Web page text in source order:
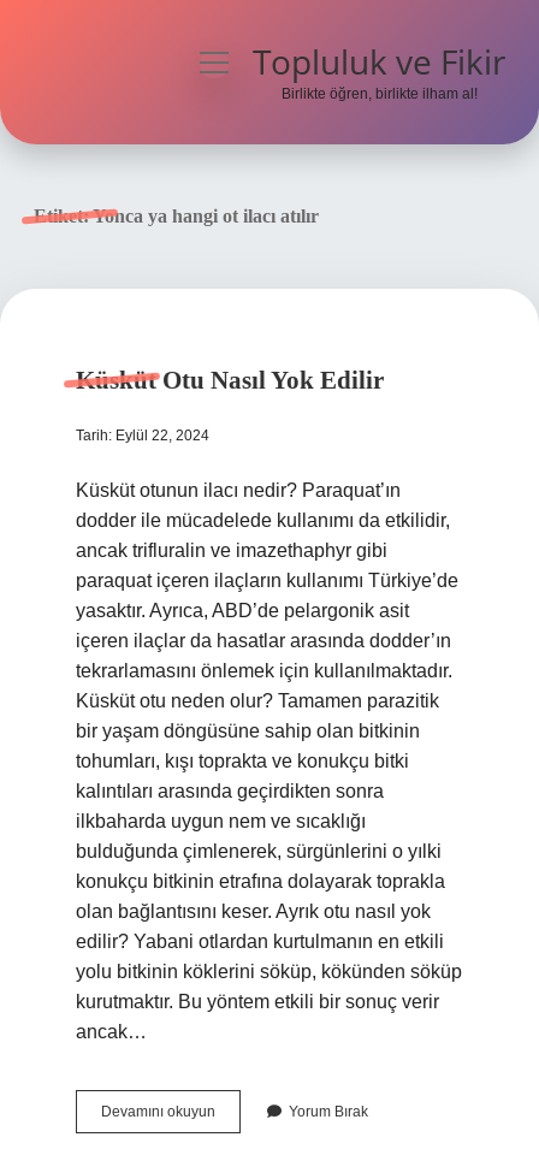
menüyüTopluluk ve Fikir
Birlikte öğren, birlikte ilham al!
Etiket:Yonca ya hangi ot ilacı atılır
Küsküt Otu Nasıl Yok Edilir
Tarih: Eylül 22, 2024
Küsküt otunun ilacı nedir? Paraquat’ın
dodder ile mücadelede kullanımı da etkilidir,
ancak trifluralin ve imazethaphyr gibi
paraquat içeren ilaçların kullanımı Türkiye’de
yasaktır. Ayrıca, ABD’de pelargonik asit
içeren ilaçlar da hasatlar arasında dodder’ın
tekrarlamasını önlemek için kullanılmaktadır.
Küsküt otu neden olur? Tamamen parazitik
bir yaşam döngüsüne sahip olan bitkinin
tohumları, kışı toprakta ve konukçu bitki
kalıntıları arasında geçirdikten sonra
ilkbaharda uygun nem ve sıcaklığı
bulduğunda çimlenerek, sürgünlerini o yılki
konukçu bitkinin etrafına dolayarak toprakla
olan bağlantısını keser. Ayrık otu nasıl yok
edilir? Yabani otlardan kurtulmanın en etkili
yolu bitkinin köklerini söküp, kökünden söküp
kurutmaktır. Bu yöntem etkili bir sonuç verir
ancak…
Devamını okuyun
Otu
Yorum Bırak